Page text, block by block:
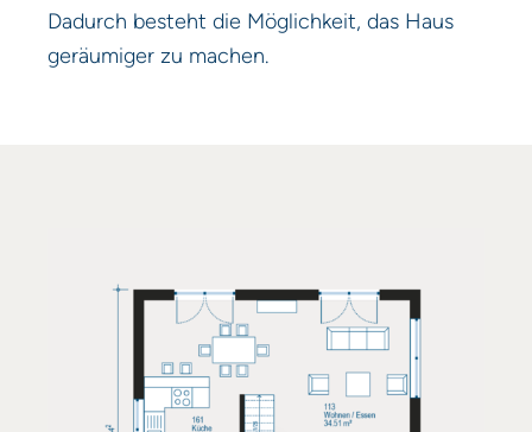
Dadurch besteht die Möglichkeit, das Haus
geräumiger zu machen.